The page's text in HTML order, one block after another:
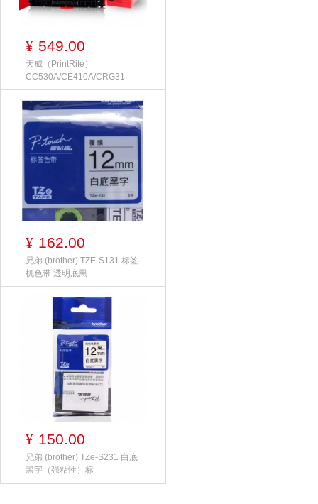
¥ 549.00
天威（PrintRite）
CC530A/CE410A/CRG31
¥ 162.00
兄弟 (brother) TZE-S131 标签
机色带 透明底黑
¥ 150.00
兄弟 (brother) TZe-S231 白底
黑字（强粘性）标